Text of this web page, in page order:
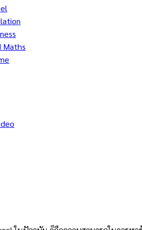
Maths